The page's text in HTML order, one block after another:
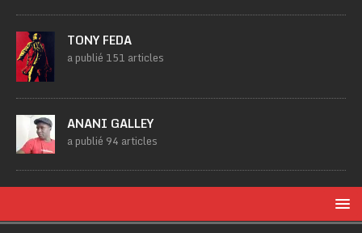
TONY FEDA
a publié 151 articles
ANANI GALLEY
a publié 94 articles